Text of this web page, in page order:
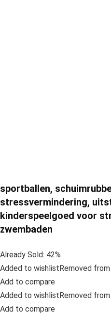
sportballen,
stressvermindering,
kinderspeelgoed voor
zwembaden
Already Sold: 42%
Added to wishlistRemoved
Add to compare
Added to wishlistRemoved
Add to compare